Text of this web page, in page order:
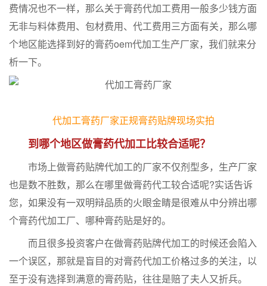
费情况也不一样，那么关于膏药代加工费用一般多少钱方面
无非与料体费用、包材费用、代工费用三方面有关，那么哪
个地区能选择到好的膏药oem代加工生产厂家，我们就来分
析一下。
代加工膏药厂家正规膏药贴牌现场实拍
到哪个地区做膏药代加工比较合适呢？
市场上做膏药贴牌代加工的厂家不仅剂型多，生产厂家
也是数不胜数，那么在哪里做膏药代工较合适呢?实话告诉
您，如果没有一双明辩品质的火眼金睛是很难从中分辨出哪
个膏药代加工厂、哪种膏药贴是好的。
而且很多投资客户在做膏药贴牌代加工的时候还会陷入
一个误区，那就是盲目的对膏药代加工价格过多的关注，以
至于没有选择到满意的膏药贴，往往是赔了夫人又折兵。